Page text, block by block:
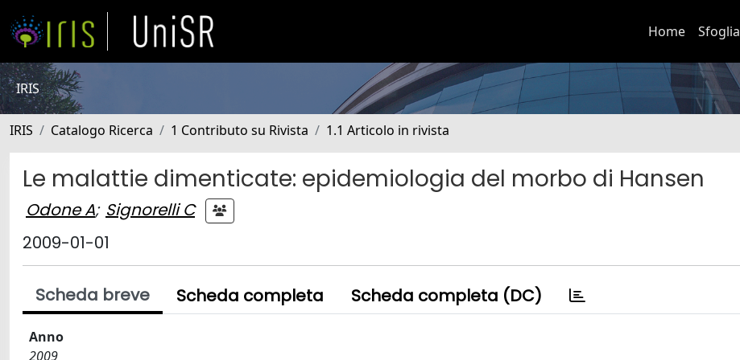
Home Sfoglia
IRIS
IRIS Catalogo Ricerca 1 Contributo su Rivista 1.1 Articolo in rivista
Le malattie dimenticate: epidemiologia del morbo di Hansen
Odone A; Signorelli C
2009-01-01
Scheda breve Scheda completa Scheda completa (DC)
Anno
2009